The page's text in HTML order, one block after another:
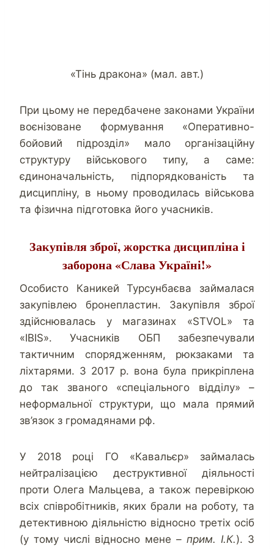
«Тінь дракона» (мал. авт.)
При цьому не передбачене законами України
воєнізоване формування «Оперативно-
бойовий підрозділ» мало організаційну
структуру військового типу, а саме:
єдиноначальність, підпорядкованість та
дисципліну, в ньому проводилась військова
та фізична підготовка його учасників.
Закупівля зброї, жорстка дисципліна і
заборона «Слава Україні!»
Особисто Каникей Турсунбаєва займалася
закупівлею бронепластин. Закупівля зброї
здійснювалась у магазинах «STVOL» та
«IBIS». Учасників ОБП забезпечували
тактичним спорядженням, рюкзаками та
ліхтарями. З 2017 р. вона була прикріплена
до так званого «спеціального відділу» –
неформальної структури, що мала прямий
зв’язок з громадянами рф.
У 2018 році ГО «Кавальєр» займалась
нейтралізацією деструктивної діяльності
проти Олега Мальцева, а також перевіркою
всіх співробітників, яких брали на роботу, та
детективною діяльністю відносно третіх осіб
(у тому числі відносно мене – прим. І.К.). З